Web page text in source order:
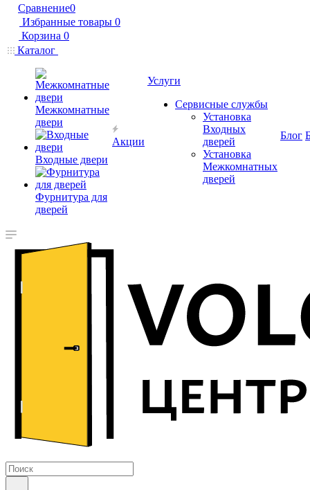
Сравнение0
Избранные товары 0
Корзина 0
Каталог
Межкомнатные
двери
Входные двери
Фурнитура для
дверей
Акции
Услуги
Сервисные службы
Установка
Входных
дверей
Установка
Межкомнатных
дверей
Блог